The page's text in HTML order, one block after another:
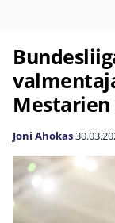
Mestarien
Joni Ahokas